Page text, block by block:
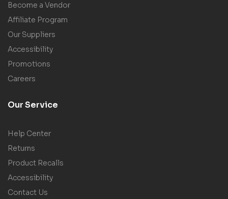
Become a Vendor
Affiliate Program
Our Suppliers
Accessibility
Promotions
Careers
Our Service
Help Center
Returns
Product Recalls
Accessibility
Contact Us